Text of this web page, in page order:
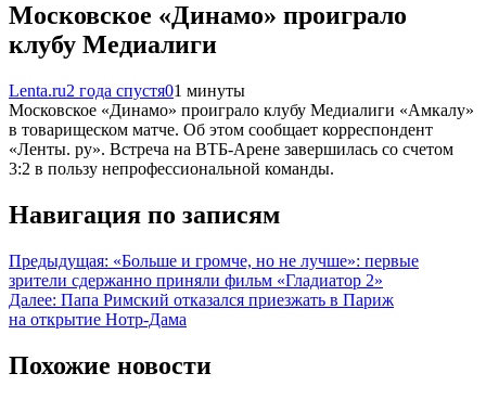
Московское «Динамо» проиграло
клубу Медиалиги
Lenta.ru2 года спустя01 минуты
Московское «Динамо» проиграло клубу Медиалиги «Амкалу»
в товарищеском матче. Об этом сообщает корреспондент
«Ленты. ру». Встреча на ВТБ-Арене завершилась со счетом
3:2 в пользу непрофессиональной команды.
Навигация по записям
Предыдущая: «Больше и громче, но не лучше»: первые
зрители сдержанно приняли фильм «Гладиатор 2»
Далее: Папа Римский отказался приезжать в Париж
на открытие Нотр-Дама
Похожие новости